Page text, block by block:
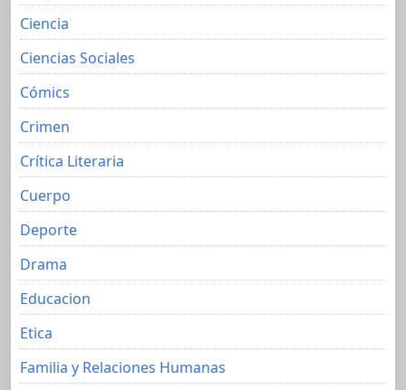
Ciencia
Ciencias Sociales
Cómics
Crimen
Crítica Literaria
Cuerpo
Deporte
Drama
Educacion
Etica
Familia y Relaciones Humanas